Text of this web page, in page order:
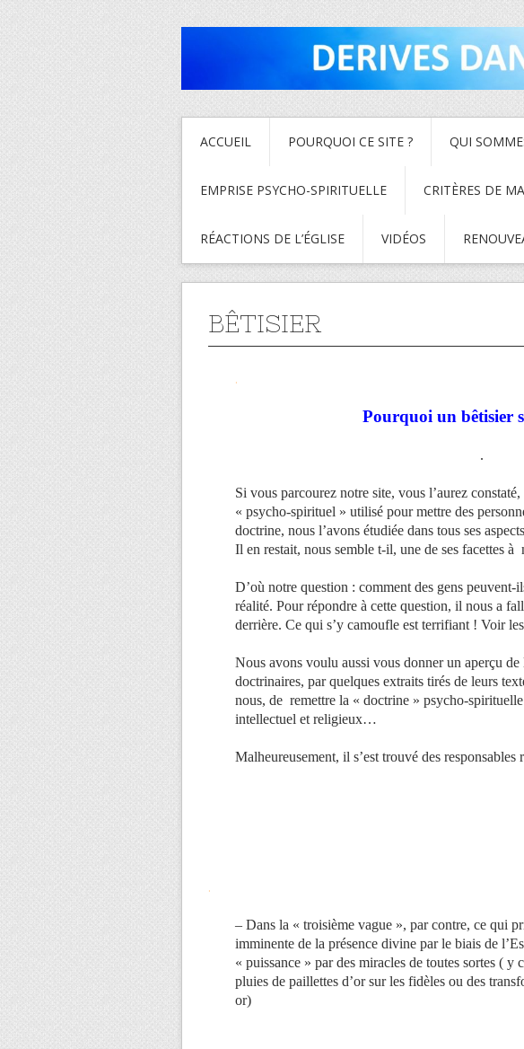
ACCUEIL POURQUOI CE SITE ? QUI
EMPRISE PSYCHO-SPIRITUELLE CRITÈRES DE
RÉACTIONS DE L’ÉGLISE VIDÉOS
BÊTISIER
.
Pourquoi un bêtisier
.
Si vous parcourez notre site, vous l’aurez
« psycho-spirituel » utilisé pour mettre des
doctrine, nous l’avons étudiée dans tous ses
Il en restait, nous semble t-il, une de ses facettes à
D’où notre question : comment des gens
réalité. Pour répondre à cette question, il nous a
derrière. Ce qui s’y camoufle est terrifiant ! Voir
Nous avons voulu aussi vous donner un aperçu
doctrinaires, par quelques extraits tirés de leurs
nous, de remettre la « doctrine » psycho-
intellectuel et religieux…
Malheureusement, il s’est trouvé des
.
– Dans la « troisième vague », par contre, ce qui
imminente de la présence divine par le biais de
« puissance » par des miracles de toutes sortes ( y
pluies de paillettes d’or sur les fidèles ou des
or)